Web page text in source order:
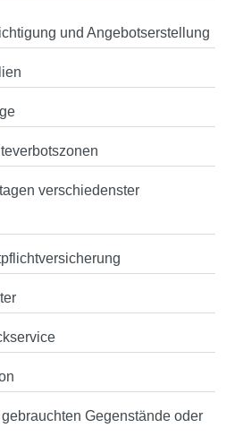
und Angebotserstellung
verschiedenster
Gegenstände oder